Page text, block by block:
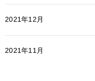
2021年12月
2021年11月